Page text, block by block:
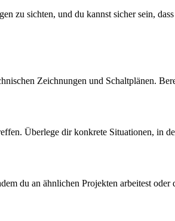
zu sichten, und du kannst sicher sein,
Zeichnungen und Schaltplänen.
Überlege dir konkrete Situationen, in
du an ähnlichen Projekten arbeitest